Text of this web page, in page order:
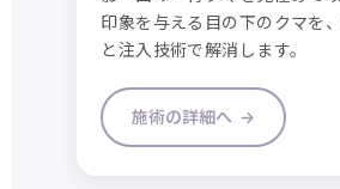
印象を与える目の下のクマを
と注入技術で解消します。
施術の詳細へ